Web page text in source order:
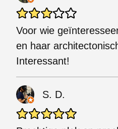
Voor wie
en haar
Interessant!
S. D.